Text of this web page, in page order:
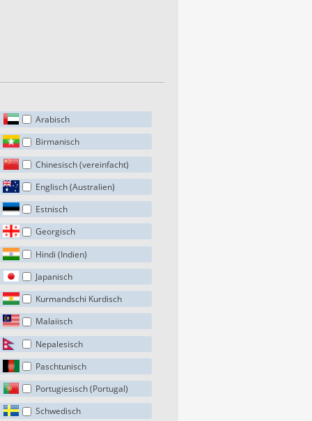
Arabisch
Birmanisch
Chinesisch (vereinfacht)
Englisch (Australien)
Estnisch
Georgisch
Hindi (Indien)
Japanisch
Kurmandschi Kurdisch
Malaiisch
Nepalesisch
Paschtunisch
Portugiesisch (Portugal)
Schwedisch